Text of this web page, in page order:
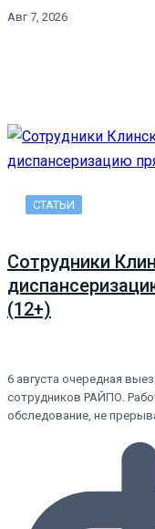
Авг 7, 2026
СТАТЬИ
Сотрудники
(12+)
6 августа очередная
сотрудников РАЙПО.
обследование, не